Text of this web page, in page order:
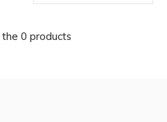
0 products